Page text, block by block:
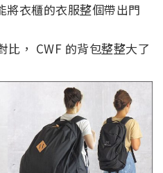
將衣櫃的衣服整個帶出門
比， CWF 的背包整整大了